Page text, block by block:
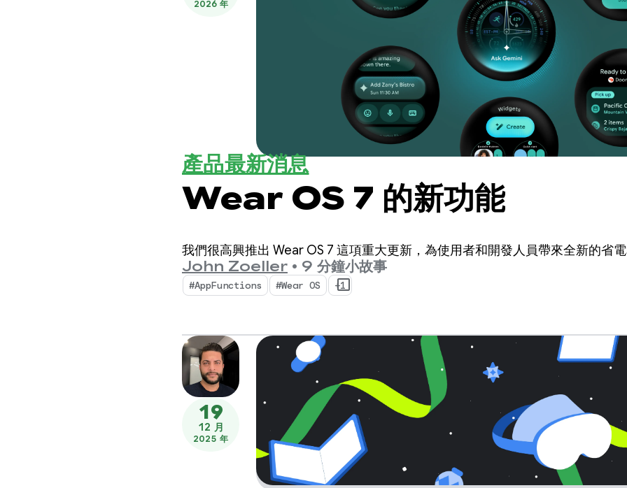
2026 年
產品最新消息
Wear OS 7 的新功能
我們很高興推出 Wear OS 7 這項重大更新，為使用者和開發人員帶來全新的省電
John Zoeller • 9 分鐘小故事
#AppFunctions #Wear OS +1
19
12 月
2025 年